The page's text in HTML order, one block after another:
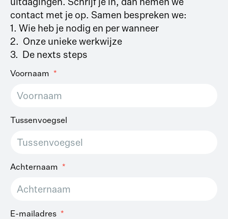
contact met je op. Samen bespreken we:
1. Wie heb je nodig en per wanneer
2. Onze unieke werkwijze
3. De nexts steps
Voornaam
Tussenvoegsel
Achternaam
E-mailadres